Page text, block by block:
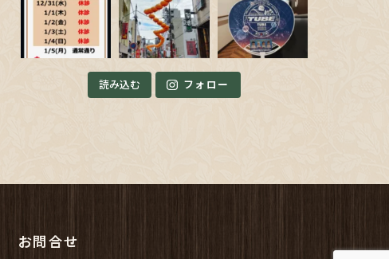
読み込む フォロー
お問合せ